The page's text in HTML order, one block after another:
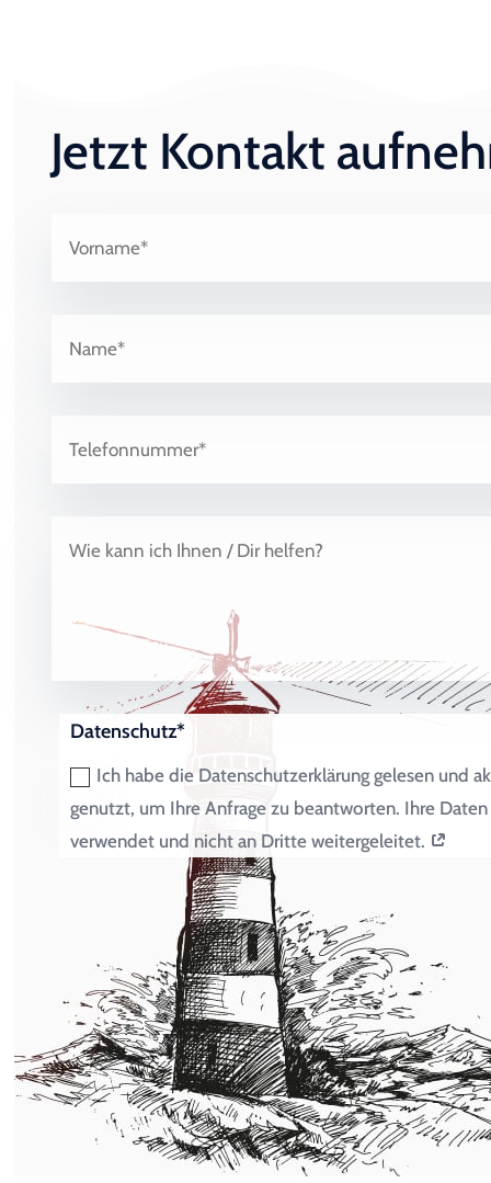
Jetzt Kontakt
Datenschutz*
Ich habe die Datenschutzerklärung gelesen und
genutzt, um Ihre Anfrage zu beantworten. Ihre
verwendet und nicht an Dritte weitergeleitet.